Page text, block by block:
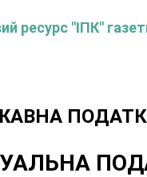
ресурс "ІПК"